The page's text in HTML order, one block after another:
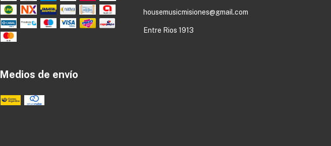
Medios de envío
housemusicmisiones@gmail.com
Entre Rios 1913